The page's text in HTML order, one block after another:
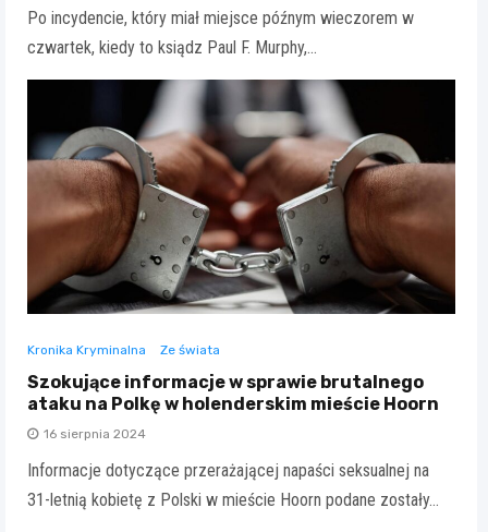
Po incydencie, który miał miejsce późnym wieczorem w
czwartek, kiedy to ksiądz Paul F. Murphy,…
Kronika Kryminalna Ze świata
Szokujące informacje w sprawie brutalnego
ataku na Polkę w holenderskim mieście Hoorn
16 sierpnia 2024
Informacje dotyczące przerażającej napaści seksualnej na
31-letnią kobietę z Polski w mieście Hoorn podane zostały…